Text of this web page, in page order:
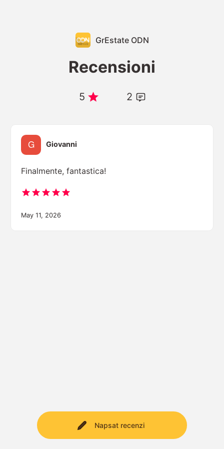
GrEstate ODN
Recensioni
5 2
Napsat recenzi
Giovanni
Finalmente, fantastica!
May 11, 2026